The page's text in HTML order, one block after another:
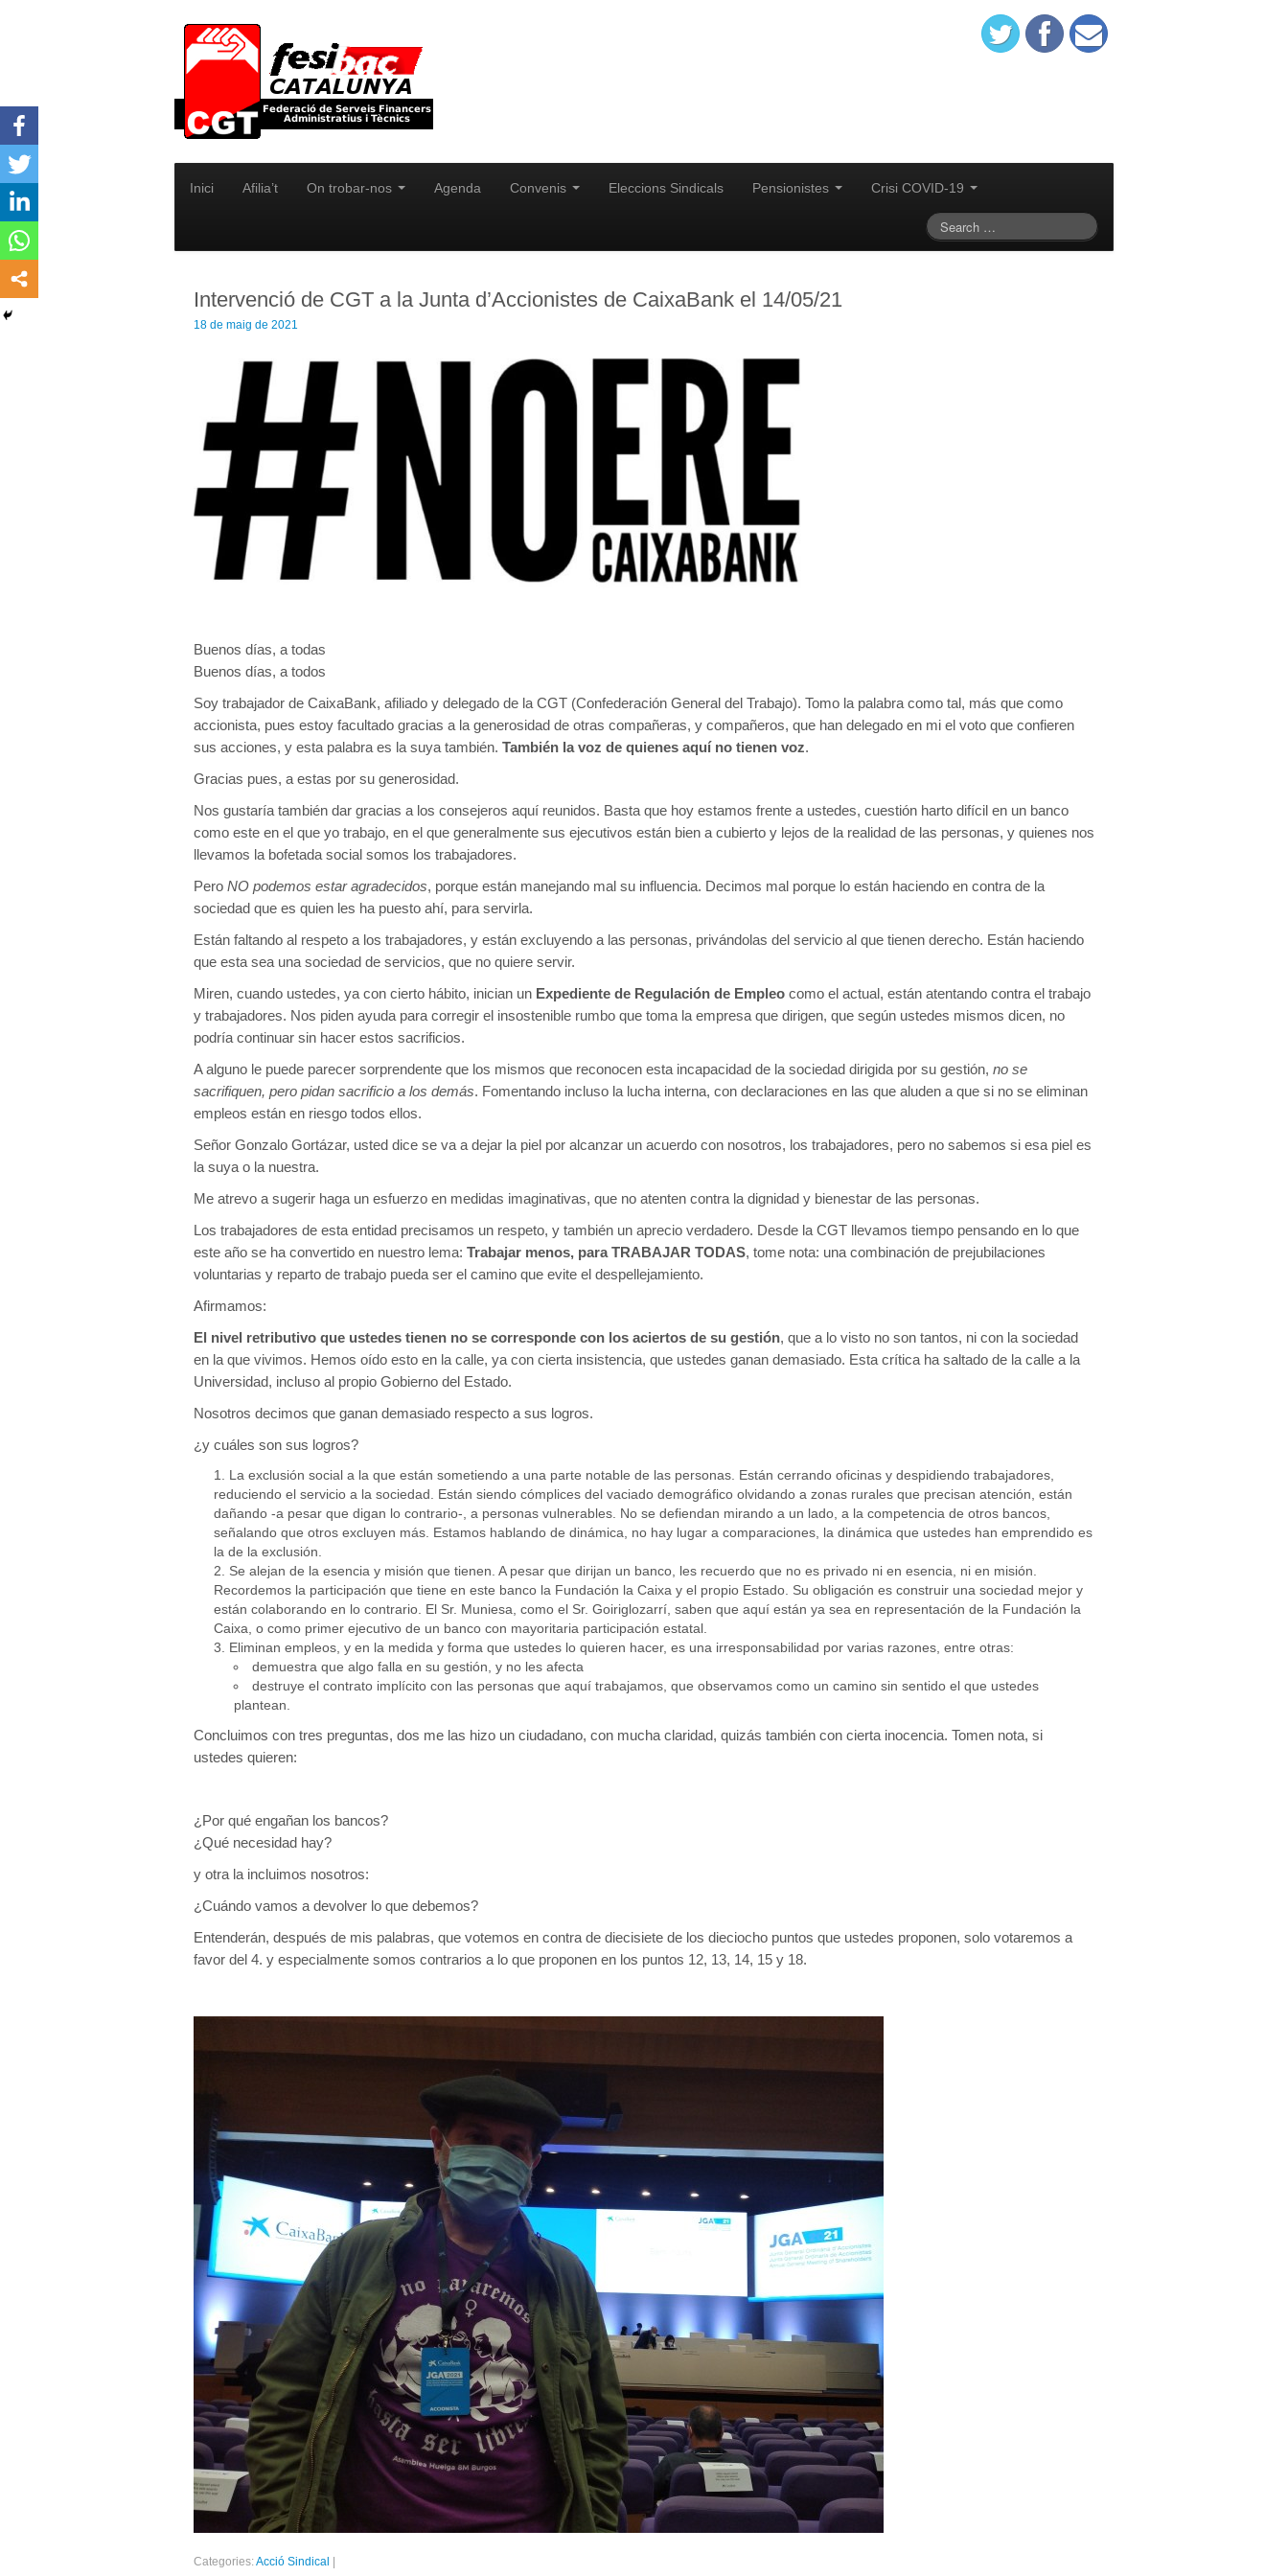
Inici Afilia’t On trobar-nos Agenda Convenis Eleccions Sindicals Pensionistes Crisi COVID-19
Intervenció de CGT a la Junta d’Accionistes de CaixaBank el 14/05/21
18 de maig de 2021
Buenos días, a todas
Buenos días, a todos
Soy trabajador de CaixaBank, afiliado y delegado de la CGT (Confederación General del Trabajo). Tomo la palabra como tal, más que como
accionista, pues estoy facultado gracias a la generosidad de otras compañeras, y compañeros, que han delegado en mi el voto que confieren
sus acciones, y esta palabra es la suya también. También la voz de quienes aquí no tienen voz.
Gracias pues, a estas por su generosidad.
Nos gustaría también dar gracias a los consejeros aquí reunidos. Basta que hoy estamos frente a ustedes, cuestión harto difícil en un banco
como este en el que yo trabajo, en el que generalmente sus ejecutivos están bien a cubierto y lejos de la realidad de las personas, y quienes nos
llevamos la bofetada social somos los trabajadores.
Pero NO podemos estar agradecidos, porque están manejando mal su influencia. Decimos mal porque lo están haciendo en contra de la
sociedad que es quien les ha puesto ahí, para servirla.
Están faltando al respeto a los trabajadores, y están excluyendo a las personas, privándolas del servicio al que tienen derecho. Están haciendo
que esta sea una sociedad de servicios, que no quiere servir.
Miren, cuando ustedes, ya con cierto hábito, inician un Expediente de Regulación de Empleo como el actual, están atentando contra el trabajo
y trabajadores. Nos piden ayuda para corregir el insostenible rumbo que toma la empresa que dirigen, que según ustedes mismos dicen, no
podría continuar sin hacer estos sacrificios.
A alguno le puede parecer sorprendente que los mismos que reconocen esta incapacidad de la sociedad dirigida por su gestión, no se
sacrifiquen, pero pidan sacrificio a los demás. Fomentando incluso la lucha interna, con declaraciones en las que aluden a que si no se eliminan
empleos están en riesgo todos ellos.
Señor Gonzalo Gortázar, usted dice se va a dejar la piel por alcanzar un acuerdo con nosotros, los trabajadores, pero no sabemos si esa piel es
la suya o la nuestra.
Me atrevo a sugerir haga un esfuerzo en medidas imaginativas, que no atenten contra la dignidad y bienestar de las personas.
Los trabajadores de esta entidad precisamos un respeto, y también un aprecio verdadero. Desde la CGT llevamos tiempo pensando en lo que
este año se ha convertido en nuestro lema: Trabajar menos, para TRABAJAR TODAS, tome nota: una combinación de prejubilaciones
voluntarias y reparto de trabajo pueda ser el camino que evite el despellejamiento.
Afirmamos:
El nivel retributivo que ustedes tienen no se corresponde con los aciertos de su gestión, que a lo visto no son tantos, ni con la sociedad
en la que vivimos. Hemos oído esto en la calle, ya con cierta insistencia, que ustedes ganan demasiado. Esta crítica ha saltado de la calle a la
Universidad, incluso al propio Gobierno del Estado.
Nosotros decimos que ganan demasiado respecto a sus logros.
¿y cuáles son sus logros?
La exclusión social a la que están sometiendo a una parte notable de las personas. Están cerrando oficinas y despidiendo trabajadores,
reduciendo el servicio a la sociedad. Están siendo cómplices del vaciado demográfico olvidando a zonas rurales que precisan atención, están
dañando -a pesar que digan lo contrario-, a personas vulnerables. No se defiendan mirando a un lado, a la competencia de otros bancos,
señalando que otros excluyen más. Estamos hablando de dinámica, no hay lugar a comparaciones, la dinámica que ustedes han emprendido es
la de la exclusión.
Se alejan de la esencia y misión que tienen. A pesar que dirijan un banco, les recuerdo que no es privado ni en esencia, ni en misión.
Recordemos la participación que tiene en este banco la Fundación la Caixa y el propio Estado. Su obligación es construir una sociedad mejor y
están colaborando en lo contrario. El Sr. Muniesa, como el Sr. Goiriglozarrí, saben que aquí están ya sea en representación de la Fundación la
Caixa, o como primer ejecutivo de un banco con mayoritaria participación estatal.
Eliminan empleos, y en la medida y forma que ustedes lo quieren hacer, es una irresponsabilidad por varias razones, entre otras:
demuestra que algo falla en su gestión, y no les afecta
destruye el contrato implícito con las personas que aquí trabajamos, que observamos como un camino sin sentido el que ustedes
plantean.
Concluimos con tres preguntas, dos me las hizo un ciudadano, con mucha claridad, quizás también con cierta inocencia. Tomen nota, si
ustedes quieren:
¿Por qué engañan los bancos?
¿Qué necesidad hay?
y otra la incluimos nosotros:
¿Cuándo vamos a devolver lo que debemos?
Entenderán, después de mis palabras, que votemos en contra de diecisiete de los dieciocho puntos que ustedes proponen, solo votaremos a
favor del 4. y especialmente somos contrarios a lo que proponen en los puntos 12, 13, 14, 15 y 18.
Categories:Acció Sindical